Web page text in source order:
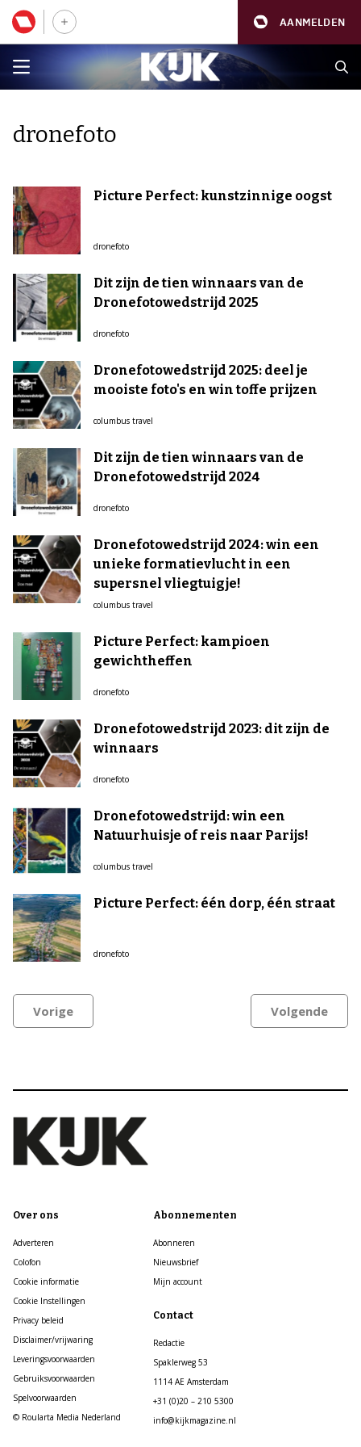
AANMELDEN
dronefoto
Picture Perfect: kunstzinnige oogst
dronefoto
Dit zijn de tien winnaars van de
Dronefotowedstrijd 2025
dronefoto
Dronefotowedstrijd 2025: deel je
mooiste foto's en win toffe prijzen
columbus travel
Dit zijn de tien winnaars van de
Dronefotowedstrijd 2024
dronefoto
Dronefotowedstrijd 2024: win een
unieke formatievlucht in een
supersnel vliegtuigje!
columbus travel
Picture Perfect: kampioen
gewichtheffen
dronefoto
Dronefotowedstrijd 2023: dit zijn de
winnaars
dronefoto
Dronefotowedstrijd: win een
Natuurhuisje of reis naar Parijs!
columbus travel
Picture Perfect: één dorp, één straat
dronefoto
Vorige Volgende
Over ons
Adverteren
Colofon
Cookie informatie
Cookie Instellingen
Privacy beleid
Disclaimer/vrijwaring
Leveringsvoorwaarden
Gebruiksvoorwaarden
Spelvoorwaarden
© Roularta Media Nederland
Abonnementen
Abonneren
Nieuwsbrief
Mijn account
Contact
Redactie
Spaklerweg 53
1114 AE Amsterdam
+31 (0)20 – 210 5300
info@kijkmagazine.nl